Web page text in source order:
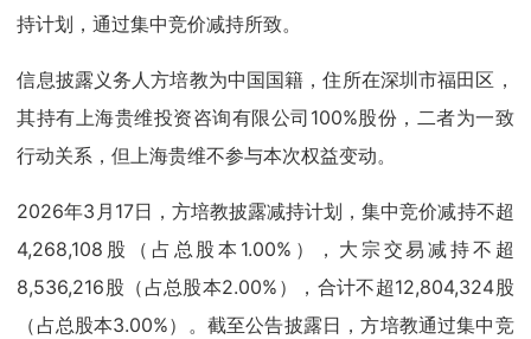
持计划，通过集中竞价减持所致。
信息披露义务人方培教为中国国籍，住所在深圳市福田区，
其持有上海贵维投资咨询有限公司100%股份，二者为一致
行动关系，但上海贵维不参与本次权益变动。
2026年3月17日，方培教披露减持计划，集中竞价减持不超
4,268,108股（占总股本1.00%），大宗交易减持不超
8,536,216股（占总股本2.00%），合计不超12,804,324股
（占总股本3.00%）。截至公告披露日，方培教通过集中竞